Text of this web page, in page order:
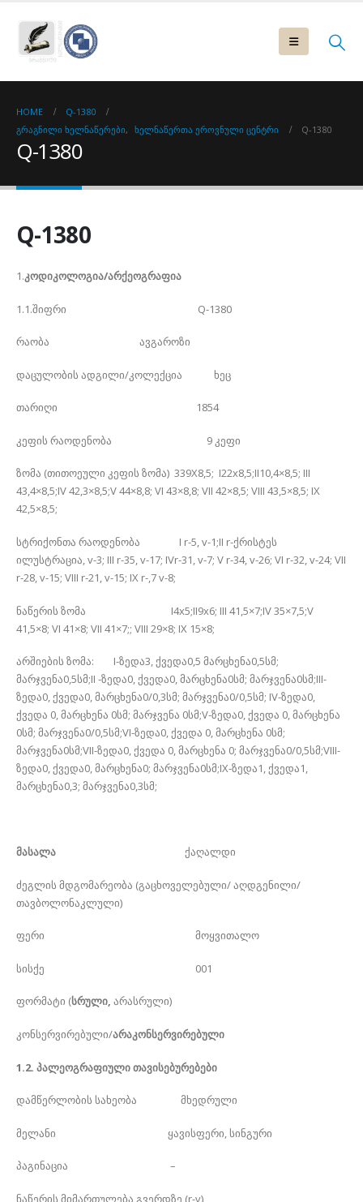
HOME
Q-1380
ᲒᲠᲐᲒᲜᲘᲚᲘ ᲮᲔᲚᲜᲐᲬᲔᲠᲔᲑᲘ, ᲮᲔᲚᲜᲐᲬᲔᲠᲗᲐ ᲔᲠᲝᲕᲜᲣᲚᲘ ᲪᲔᲜᲢᲠᲘ Q-1380
Q-1380
Q-1380
1.კოდიკოლოგია/არქეოგრაფია
1.1.შიფრი Q-1380
რაობა ავგაროზი
დაცულობის ადგილი/კოლექცია ხეც
თარიღი 1854
კეფის რაოდენობა 9 კეფი
ზომა (თითოეული კეფის ზომა) 339X8,5; I22x8,5;II10,4×8,5; III
43,4×8,5;IV 42,3×8,5;V 44×8,8; VI 43×8,8; VII 42×8,5; VIII 43,5×8,5; IX
42,5×8,5;
სტრიქონთა რაოდენობა I r-5, v-1;II r-ქრისტეს
ილუსტრაცია, v-3; III r-35, v-17; IVr-31, v-7; V r-34, v-26; VI r-32, v-24; VII
r-28, v-15; VIII r-21, v-15; IX r-,7 v-8;
ნაწერის ზომა I4x5;II9x6; III 41,5×7;IV 35×7,5;V
41,5×8; VI 41×8; VII 41×7;; VIII 29×8; IX 15×8;
არშიების ზომა: I-ზედა3, ქვედა0,5 მარცხენა0,5სმ;
მარჯვენა0,5სმ;II -ზედა0, ქვედა0, მარცხენა0სმ; მარჯვენა0სმ;III-
ზედა0, ქვედა0, მარცხენა0/0,3სმ; მარჯვენა0/0,5სმ; IV-ზედა0,
ქვედა 0, მარცხენა 0სმ; მარჯვენა 0სმ;V-ზედა0, ქვედა 0, მარცხენა
0სმ; მარჯვენა0/0,5სმ;VI-ზედა0, ქვედა 0, მარცხენა 0სმ;
მარჯვენა0სმ;VII-ზედა0, ქვედა 0, მარცხენა 0; მარჯვენა0/0,5სმ;VIII-
ზედა0, ქვედა0, მარცხენა0; მარჯვენა0სმ;IX-ზედა1, ქვედა1,
მარცხენა0,3; მარჯვენა0,3სმ;
მასალა ქაღალდი
ძეგლის მდგომარეობა (გაცხოველებული/ აღდგენილი/
თავბოლონაკლული)
ფერი მოყვითალო
სისქე 001
ფორმატი (სრული, არასრული)
კონსერვირებული/არაკონსერვირებული
1.2. პალეოგრაფიული თავისებურებები
დამწერლობის სახეობა მხედრული
მელანი ყავისფერი, სინგური
პაგინაცია –
ნაწერის მიმართულება გვერდზე (r-v)